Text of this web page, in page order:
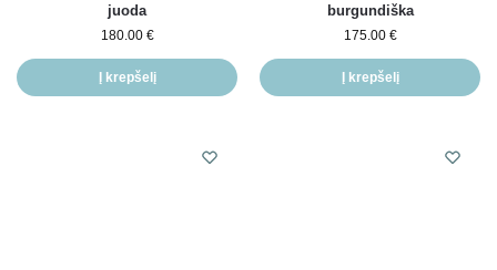
juoda
180.00 €
Į krepšelį
burgundiška
175.00 €
Į krepšelį